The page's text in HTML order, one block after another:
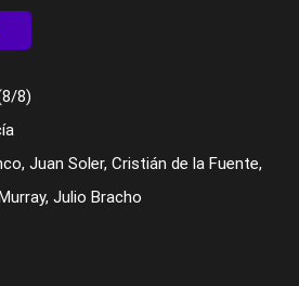
8)
Juan Soler, Cristián de la Fuente,
Julio Bracho